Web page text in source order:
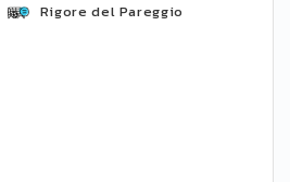
Rigore del Pareggio